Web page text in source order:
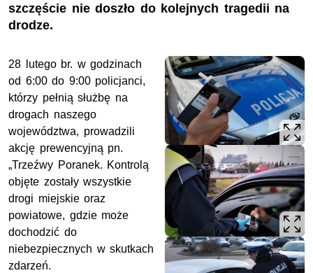
szczęście nie doszło do kolejnych tragedii na
drodze.
28 lutego br. w godzinach
od 6:00 do 9:00 policjanci,
którzy pełnią służbę na
drogach naszego
województwa, prowadzili
akcję prewencyjną pn.
„Trzeźwy Poranek. Kontrolą
objęte zostały wszystkie
drogi miejskie oraz
powiatowe, gdzie może
dochodzić do
niebezpiecznych w skutkach
zdarzeń.